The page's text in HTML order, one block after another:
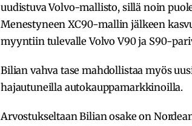
uudistuva Volvo-mallisto, sillä noin
Menestyneen XC90-mallin jälkeen
myyntiin tulevalle Volvo V90 ja S90-
Bilian vahva tase mahdollistaa myös
hajautuneilla autokauppamarkkinoilla.
Arvostukseltaan Bilian osake on